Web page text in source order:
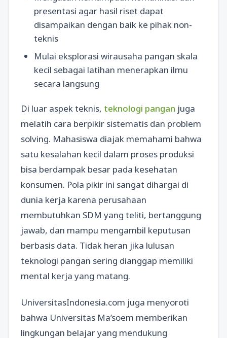
presentasi agar hasil riset dapat
disampaikan dengan baik ke pihak non-
teknis
Mulai eksplorasi wirausaha pangan skala
kecil sebagai latihan menerapkan ilmu
secara langsung
Di luar aspek teknis, teknologi pangan juga
melatih cara berpikir sistematis dan problem
solving. Mahasiswa diajak memahami bahwa
satu kesalahan kecil dalam proses produksi
bisa berdampak besar pada kesehatan
konsumen. Pola pikir ini sangat dihargai di
dunia kerja karena perusahaan
membutuhkan SDM yang teliti, bertanggung
jawab, dan mampu mengambil keputusan
berbasis data. Tidak heran jika lulusan
teknologi pangan sering dianggap memiliki
mental kerja yang matang.
UniversitasIndonesia.com juga menyoroti
bahwa Universitas Ma’soem memberikan
lingkungan belajar yang mendukung